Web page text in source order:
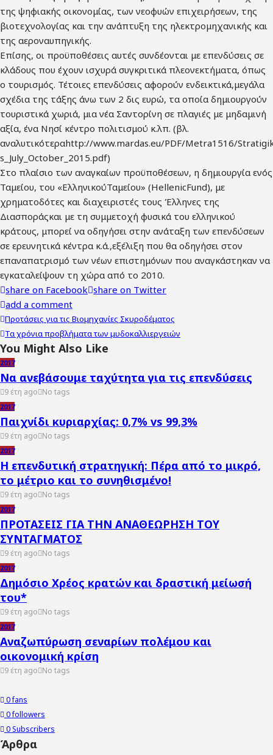
της ψηφιακής οικονομίας, των νεοφυών επιχειρήσεων, της
βιοτεχνολογίας και την ανάπτυξη της ηλεκτρομηχανικής και
της αεροναυπηγικής.
Επίσης, οι προϋποθέσεις αυτές συνδέονται με επενδύσεις σε
κλάδους που έχουν ισχυρά συγκριτικά πλεονεκτήματα, όπως
ο τουρισμός. Τέτοιες επενδύσεις αφορούν ενδεικτικά,μεγάλα
σχέδια της τάξης άνω των 2 δις ευρώ, τα οποία δημιουργούν
τουριστικά χωριά, μια νέα Σαντορίνη σε πλαγιές με μηδαμινή
αξία, ένα Νησί κέντρο πολιτισμού κ.λπ. (βλ.
αναλυτικότεραhttp://www.mardas.eu/PDF/Metra1516/
s_July_October_2015.pdf)
Στο πλαίσιο των αναγκαίων προϋποθέσεων, η δημιουργία ενός
Ταμείου, του «ΕλληνικούΤαμείου» (HellenicFund), με
χρηματοδότες και διαχειριστές τους Έλληνες της
Διασποράςκαι με τη συμμετοχή φυσικά του ελληνικού
κράτους, μπορεί να οδηγήσει στην ανάταξη των επενδύσεων
σε ερευνητικά κέντρα κ.ά.,εξέλιξη που θα οδηγήσει στον
επαναπατρισμό των νέων επιστημόνων που αναγκάστηκαν να
εγκαταλείψουν τη χώρα από το 2010.
share on Facebook share on Twitter
add a comment
Προτάσεις για τις Βιομηχανίες Σκυροδέματος
Τα χρόνια προβλήματα των μυδοκαλλιεργειών
You Might Also Like
2017
Να ανεβάσουμε ταχύτητα για τις επενδύσεις
9 έτη ago No tags
2017
Παιχνίδι κυριαρχίας: 0,7% vs 99,3%
9 έτη ago No tags
2017
Η επενδυτική στρατηγική: Πέρα από το μικρό,
το μέτριο και το συνηθισμένο!
9 έτη ago No tags
2017
ΠΡΟΤΑΣΕΙΣ ΓΙΑ ΤΗΝ ΑΝΑΘΕΩΡΗΣΗ ΤΟΥ
ΣΥΝΤΑΓΜΑΤΟΣ
9 έτη ago No tags
2017
Δημόσιο Χρέος κρατών και δραστική μείωσή
του*
9 έτη ago No tags
2017
Αναζωπύρωση σεναρίων πολέμου και
οικονομική κρίση
9 έτη ago No tags
0fans
0followers
0Subscribers
Άρθρα